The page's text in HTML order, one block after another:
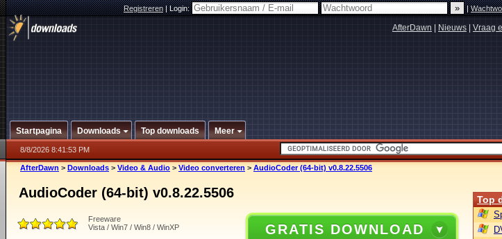
Registreren|Login: |
AfterDawn Nieuws Vraag
Startpagina Downloads Top downloads Meer
8/8/2026 8:41:53 PM
AfterDawn > Downloads > Video & Audio > Video converteren > AudioCoder (64-bit) v0.8.22.5506
AudioCoder (64-bit) v0.8.22.5506
Freeware
Vista / Win7 / Win8 / WinXP
GRATIS DOWNLOAD
Top